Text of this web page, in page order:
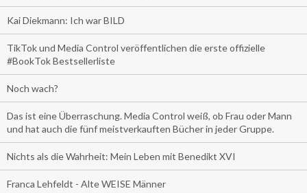
Kai Diekmann: Ich war BILD
TikTok und Media Control veröffentlichen die erste offizielle
#BookTok Bestsellerliste
Noch wach?
Das ist eine Überraschung. Media Control weiß, ob Frau oder Mann
und hat auch die fünf meistverkauften Bücher in jeder Gruppe.
Nichts als die Wahrheit: Mein Leben mit Benedikt XVI
Franca Lehfeldt - Alte WEISE Männer